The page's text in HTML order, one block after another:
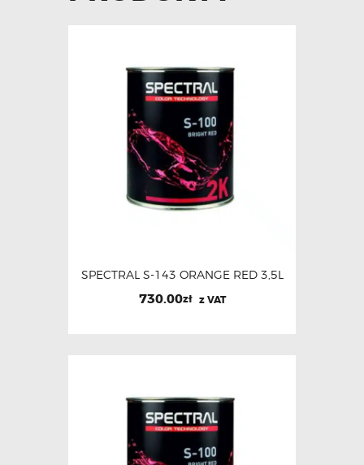
SPECTRAL S-143 ORANGE RED 3,5L
730.00zł z VAT